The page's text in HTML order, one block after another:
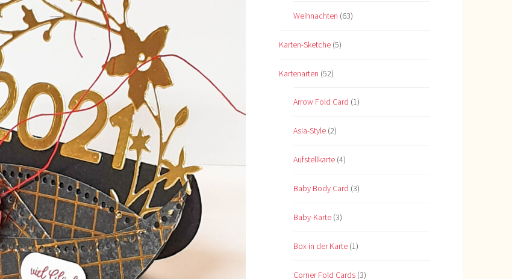
Weihnachten (63)
Karten-Sketche (5)
Kartenarten (52)
Arrow Fold Card (1)
Asia-Style (2)
Aufstellkarte (4)
Baby Body Card (3)
Baby-Karte (3)
Box in der Karte (1)
Corner Fold Cards (3)